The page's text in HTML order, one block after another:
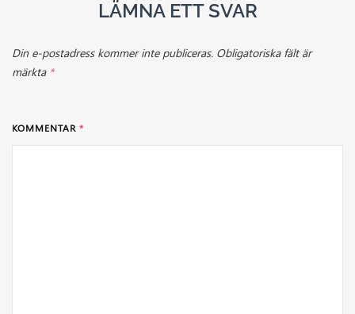
LÄMNA ETT SVAR
Din e-postadress kommer inte publiceras. Obligatoriska fält är
märkta *
KOMMENTAR *